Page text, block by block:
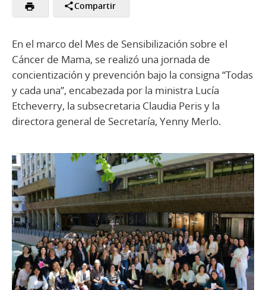
Compartir
En el marco del Mes de Sensibilización sobre el
Cáncer de Mama, se realizó una jornada de
concientización y prevención bajo la consigna “Todas
y cada una”, encabezada por la ministra Lucía
Etcheverry, la subsecretaria Claudia Peris y la
directora general de Secretaría, Yenny Merlo.